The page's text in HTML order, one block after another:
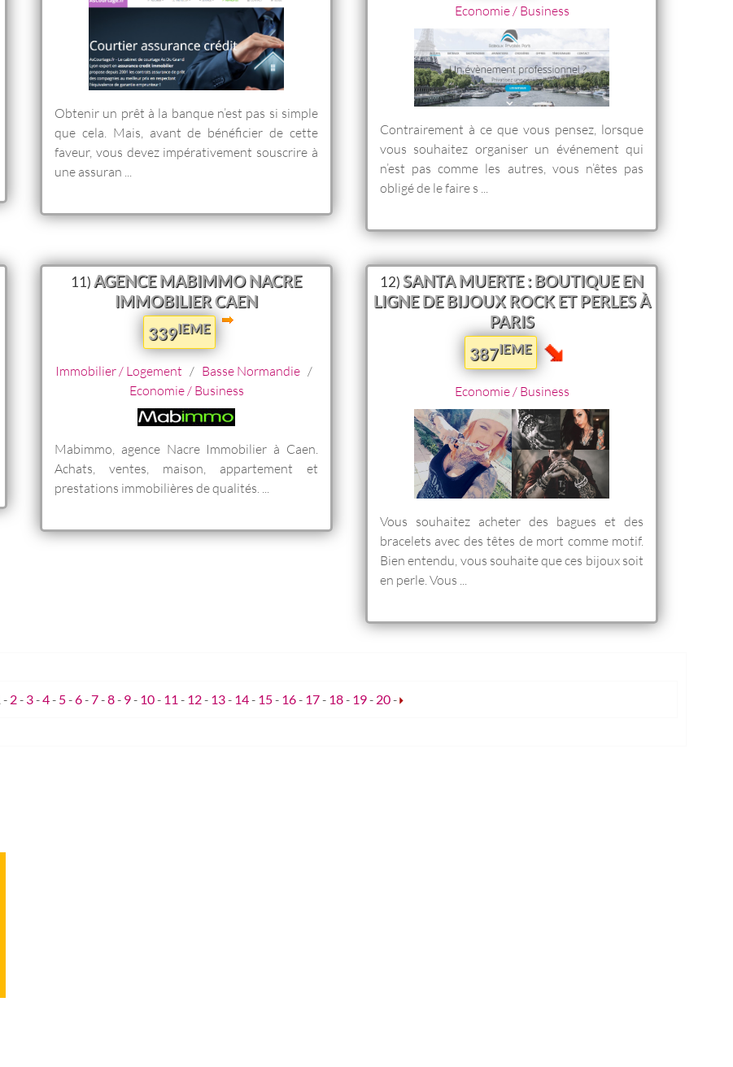
Obtenir un prêt à la banque n’est pas si simple
que cela. Mais, avant de bénéficier de cette
faveur, vous devez impérativement souscrire à
une assuran ...
Economie / Business
Contrairement à ce que vous pensez, lorsque
vous souhaitez organiser un événement qui
n’est pas comme les autres, vous n’êtes pas
obligé de le faire s ...
11)AGENCE MABIMMO NACRE
IMMOBILIER CAEN
339IEME
Immobilier / Logement / Basse Normandie /
Economie / Business
Mabimmo, agence Nacre Immobilier à Caen.
Achats, ventes, maison, appartement et
prestations immobilières de qualités. ...
12)SANTA MUERTE : BOUTIQUE EN
LIGNE DE BIJOUX ROCK ET PERLES À
PARIS
387IEME
Economie / Business
Vous souhaitez acheter des bagues et des
bracelets avec des têtes de mort comme motif.
Bien entendu, vous souhaite que ces bijoux soit
en perle. Vous ...
- 2- 3-4- 5-6-7-8- 9- 10- 11 - 12- 13- 14- 15- 16- 17- 18- 19- 20-